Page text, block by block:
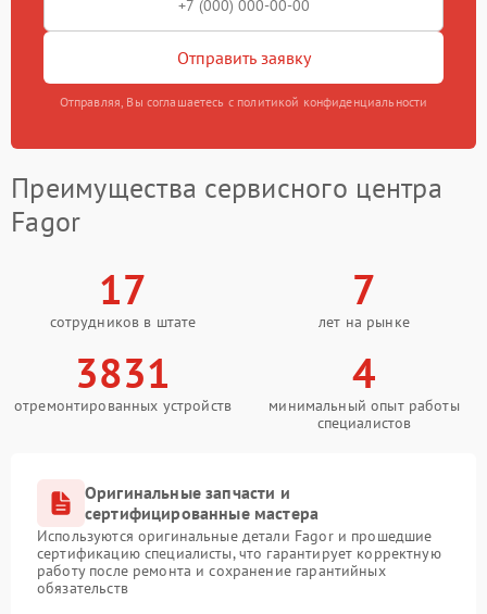
Отправить заявку
Отправляя, Вы соглашаетесь с политикой конфиденциальности
Преимущества сервисного центра
Fagor
17
сотрудников в штате
7
лет на рынке
3831
отремонтированных устройств
4
минимальный опыт работы
специалистов
Оригинальные запчасти и
сертифицированные мастера
Используются оригинальные детали Fagor и прошедшие
сертификацию специалисты, что гарантирует корректную
работу после ремонта и сохранение гарантийных
обязательств